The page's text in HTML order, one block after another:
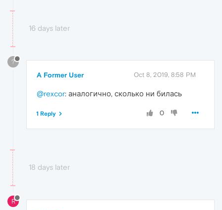
16 days later
?
A Former User Oct 8, 2019, 8:58 PM
@rexcor: аналогично, сколько ни билась
0
1 Reply
18 days later
R